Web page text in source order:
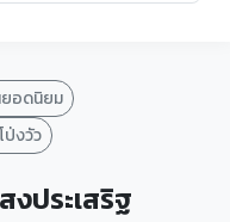
ยอดนิยม
ป่งวัว
ประเสริฐ